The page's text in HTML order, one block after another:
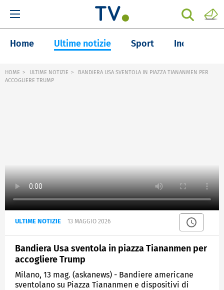
Home Ultime notizie Sport Inchieste
HOME ULTIME NOTIZIE
BANDIERA USA SVENTOLA IN PIAZZA TIANANMEN PER
ACCOGLIERE TRUMP
ULTIME NOTIZIE 13 MAGGIO 2026
Bandiera Usa sventola in piazza Tiananmen per
accogliere Trump
Milano, 13 mag. (askanews) - Bandiere americane
sventolano su Piazza Tiananmen e dispositivi di